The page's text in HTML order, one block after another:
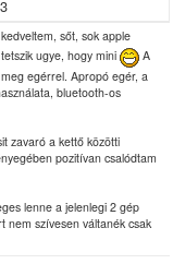
sőt, sok apple
ugye, hogy mini
A
egérrel. Apropó egér, a
bluetooth-os
zavaró a kettő közötti
pozitívan csalódtam
lenne a jelenlegi 2 gép
nem szívesen váltanék csak